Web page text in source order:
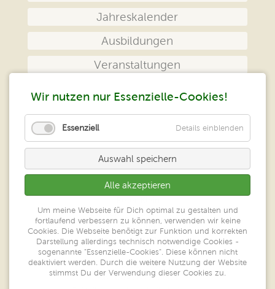
Jahreskalender
Ausbildungen
Veranstaltungen
Kontakt
Datenschutz
Zentrum geistiges Heilen
Großer Ring 52
65550 Limburg/Lahn
Tel.: 06431-7780606
Fax: 06431-7780605
Wir nutzen nur Essenzielle-Cookies!
Essenziell Details einblenden
Auswahl speichern
Alle akzeptieren
Um meine Webseite für Dich optimal zu gestalten und
fortlaufend verbessern zu können, verwenden wir keine
Cookies. Die Webseite benötigt zur Funktion und korrekten
Darstellung allerdings technisch notwendige Cookies -
sogenannte "Essenzielle-Cookies". Diese können nicht
deaktiviert werden. Durch die weitere Nutzung der Website
stimmst Du der Verwendung dieser Cookies zu.